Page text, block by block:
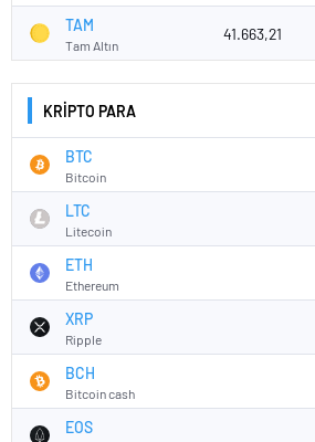
TAM
Tam Altın
41.663,21
KRİPTO PARA
BTC
Bitcoin
LTC
Litecoin
ETH
Ethereum
XRP
Ripple
BCH
Bitcoin cash
EOS